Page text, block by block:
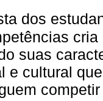
dos
suas
e cultural